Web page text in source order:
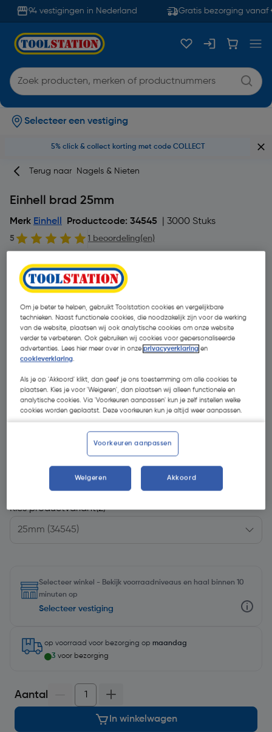
94 vestigingen in Nederland Gratis bezorging vanaf
Selecteer een vestiging
5% click & collect korting met code COLLECT
Terug naar Nagels & Nieten
Einhell brad 25mm
Merk Einhell Productcode: 34545 | 3000 Stuks
5 1 beoordeling(en)
€ 15,29| Excl. btw € 12,64
Kies productvariant(2)
Selecteer winkel - Bekijk voorraadniveaus en haal binnen 10
minuten op
Selecteer vestiging
op voorraad voor bezorging op maandag
3 voor bezorging
Aantal
In winkelwagen
Om je beter te helpen, gebruikt Toolstation cookies en vergelijkbare
technieken. Naast functionele cookies, die noodzakelijk zijn voor de werking
van de website, plaatsen wij ook analytische cookies om onze website
verder te verbeteren. Ook gebruiken wij cookies voor gepersonaliseerde
advertenties. Lees hier meer over in onzeprivacyverklaring en
cookieverklaring.
Als je op 'Akkoord' klikt, dan geef je ons toestemming om alle cookies te
plaatsen. Kies je voor 'Weigeren', dan plaatsen wij alleen functionele en
analytische cookies. Via 'Voorkeuren aanpassen' kun je zelf instellen welke
cookies worden geplaatst. Deze voorkeuren kun je altijd weer aanpassen.
Voorkeuren aanpassen
Weigeren Akkoord